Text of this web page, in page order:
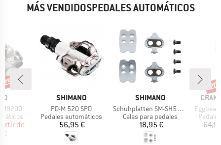
MÁS VENDIDOSPEDALES AUTOMÁTICOS
M9200
reducido
de
€
MARCA
SHIMANO
Artículo
PD-M 520 SPD
Product group
Pedales automáticos
Precio
56,95 €
MARCA
SHIMANO
Artículo
Schuhplatten SM-SH56 SPD
Product group
Calas para pedales
Precio
18,95 €
Artículo